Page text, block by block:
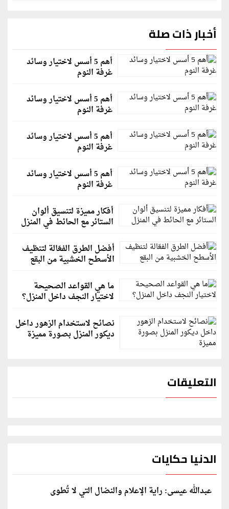
أخبار ذات صلة
أهم 5 أسس لاختيار وسائد
غرفة النوم
أهم 5 أسس لاختيار وسائد
غرفة النوم
أهم 5 أسس لاختيار وسائد
غرفة النوم
أهم 5 أسس لاختيار وسائد
غرفة النوم
أفكار مميزة لتنسيق ألوان
الستائر مع الحائط في المنزل
أفضل الطرق الفعّالة لتنظيف
الأسطح الخشبية من البقع
ما هي القواعد الصحيحة
لاختيار النجف داخل المنزل؟
نصائح لاستخدام الزهور داخل
ديكور المنزل بصورة مميزة
التعليقات
الدنيا حكايات
عبدالله عيسى: راية الإعلام والنضال التي لا تُطوى